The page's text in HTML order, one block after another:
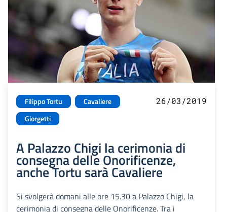
Filippo Tortu
Cavaliere
Giorgetti
26/03/2019
A Palazzo Chigi la cerimonia di
consegna delle Onorificenze,
anche Tortu sarà Cavaliere
Si svolgerà domani alle ore 15.30 a Palazzo Chigi, la
cerimonia di consegna delle Onorificenze. Tra i